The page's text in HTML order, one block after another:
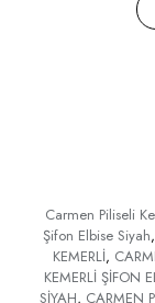
Carmen Piliseli
Şifon Elbise Siyah,
KEMERLİ,
KEMERLİ ŞİFON
SİYAH, CARMEN